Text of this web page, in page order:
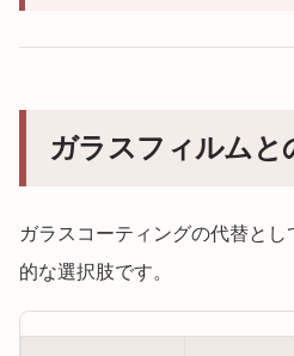
ガラスフィルムと
ガラスコーティングの代替と
的な選択肢です。